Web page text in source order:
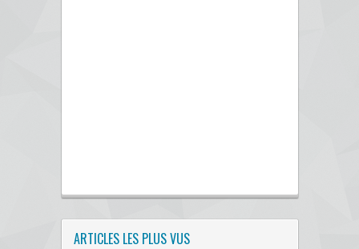
ARTICLES LES PLUS VUS